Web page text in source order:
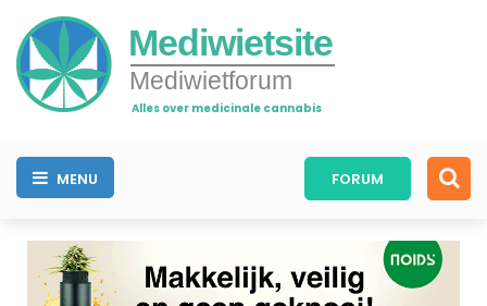
Mediwietsite
Mediwietforum
Alles over medicinale cannabis
MENU FORUM